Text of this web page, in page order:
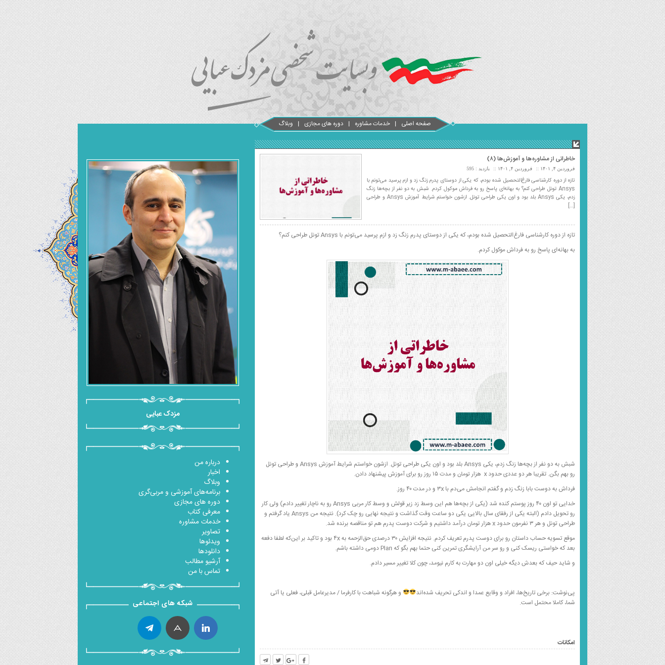
صفحه اصلی خدمات مشاوره دوره های مجازی وبلاگ
خاطراتی از مشاوره‌ها و آموزش‌ها (۸)
فروردین ۴, ۱۴۰۱ فروردین ۴, ۱۴۰۱ بازدید : 595
تازه از دوره کارشناسی فارغ‌التحصیل شده بودم، که یکی از دوستای پدرم زنگ زد و ازم پرسید می‌تونم با
Ansys تونل طراحی کنم؟ به بهانه‌ای پاسخ رو به فرداش موکول کردم. شبش به دو نفر از بچه‌ها زنگ
زدم، یکی Ansys بلد بود و اون یکی طراحی تونل. ازشون خواستم شرایط آموزش Ansys و طراحی
[…]
تازه از دوره کارشناسی فارغ‌التحصیل شده بودم، که یکی از دوستای پدرم زنگ زد و ازم پرسید می‌تونم با Ansys تونل طراحی کنم؟
به بهانه‌ای پاسخ رو به فرداش موکول کردم.
شبش به دو نفر از بچه‌ها زنگ زدم، یکی Ansys بلد بود و اون یکی طراحی تونل. ازشون خواستم شرایط آموزش Ansys و طراحی تونل
رو بهم بگن. تقریبا هر دو عددی حدود x هزار تومان و مدت ۱۵ روز رو برای آموزش پیشنهاد دادن.
فرداش به دوست بابا زنگ زدم و گفتم انجامش می‌دم با ۳x و در مدت ۴۰ روز.
خدایی تو اون ۴۰ روز پوستم کنده شد (یکی از بچه‌ها هم این وسط زد زیر قولش و وسط کار مربی Ansys رو به ناچار تغییر دادم) ولی کار
رو تحویل دادم (البته یکی از رفقای سال بالایی یکی دو ساعت وقت گذاشت و نتیجه نهایی رو چک کرد). نتیجه من Ansys یاد گرفتم و
طراحی تونل و هر ۳ نفرمون حدود x هزار تومان درآمد داشتیم و شرکت دوست پدرم هم تو مناقصه برنده شد.
موقع تسویه حساب داستان رو برای دوست پدرم تعریف کردم. نتیجه افزایش ۳۰ درصدی حق‌الزحمه به ۴x بود و تاکید بر این‌که لطفا دفعه
بعد که خواستی ریسک کنی و رو سر من آرایشگری تمرین کنی حتما بهم بگو که Plan دومی داشته باشم.
و شاید حیف که بعدش دیگه خیلی اون دو مهارت به کارم نیومد، چون کلا تغییر مسیر دادم.
پی‌نوشت: برخی تاریخ‌ها، افراد و وقایع عمدا و اندکی تحریف شده‌اند
و هرگونه شباهت با کارفرما / مدیرعامل قبلی، فعلی یا آتی
شما، کاملا محتمل است.
امکانات
مزدک عبایی
درباره من
اخبار
وبلاگ
برنامه‌های آموزشی و مربی‌گری
دوره های مجازی
معرفی کتاب
خدمات مشاوره
تصاویر
ویدئوها
دانلودها
آرشیو مطالب
تماس با من
شبکه های اجتماعی